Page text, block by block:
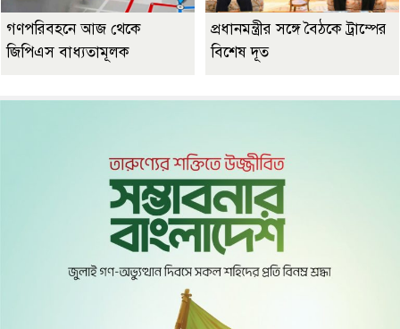
গণপরিবহনে আজ থেকে
জিপিএস বাধ্যতামূলক
প্রধানমন্ত্রীর সঙ্গে বৈঠকে ট্রাম্পের
বিশেষ দূত